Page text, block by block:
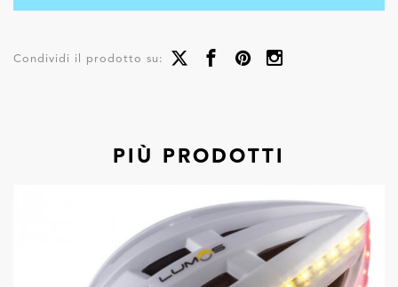
Condividi il prodotto su:
PIÙ PRODOTTI